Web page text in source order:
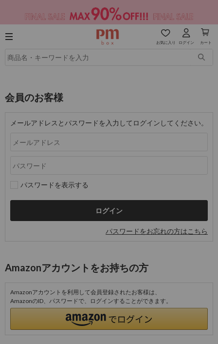
お気に入り ログイン カート
会員のお客様
メールアドレスとパスワードを入力してログインしてください。
パスワードを表示する
パスワードをお忘れの方はこちら
Amazonアカウントをお持ちの方
Amazonアカウントを利用して会員登録されたお客様は、
AmazonのID、パスワードで、ログインすることができます。